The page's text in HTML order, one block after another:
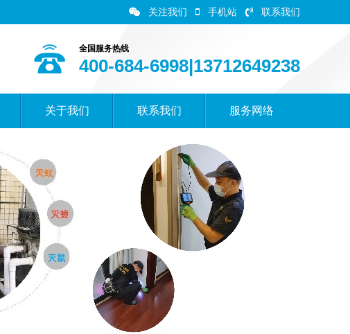
关注我们 手机站 联系我们
全国服务热线
400-684-6998|13712649238
关于我们 联系我们 服务网络